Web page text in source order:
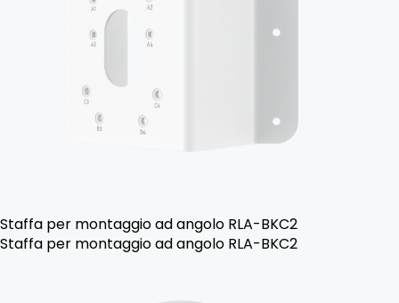
Staffa per montaggio ad angolo RLA-BKC2
Staffa per montaggio ad angolo RLA-BKC2